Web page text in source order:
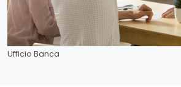
Ufficio Banca